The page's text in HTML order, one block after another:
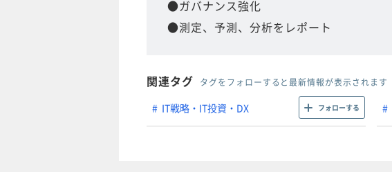
●ガバナンス強化
●測定、予測、分析をレポート
関連タグ タグをフォローすると最新情報が表示されます
IT戦略・IT投資・DX フォローする